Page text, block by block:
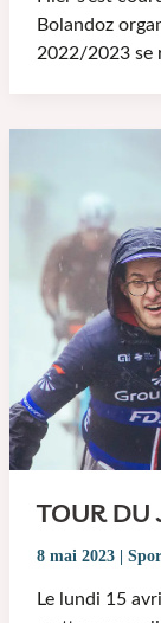
Bolandoz
2022/2023 se
TOUR DU
8 mai 2023
Le lundi 15